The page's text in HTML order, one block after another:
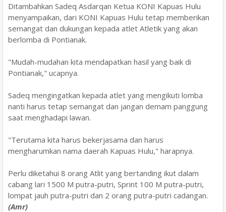
Ditambahkan Sadeq Asdarqan Ketua KONI Kapuas Hulu
menyampaikan, dari KONI Kapuas Hulu tetap memberikan
semangat dan dukungan kepada atlet Atletik yang akan
berlomba di Pontianak.
"Mudah-mudahan kita mendapatkan hasil yang baik di
Pontianak," ucapnya.
Sadeq mengingatkan kepada atlet yang mengikuti lomba
nanti harus tetap semangat dan jangan demam panggung
saat menghadapi lawan.
"Terutama kita harus bekerjasama dan harus
mengharumkan nama daerah Kapuas Hulu," harapnya.
Perlu diketahui 8 orang Atlit yang bertanding ikut dalam
cabang lari 1500 M putra-putri, Sprint 100 M putra-putri,
lompat jauh putra-putri dan 2 orang putra-putri cadangan.
(Amr)